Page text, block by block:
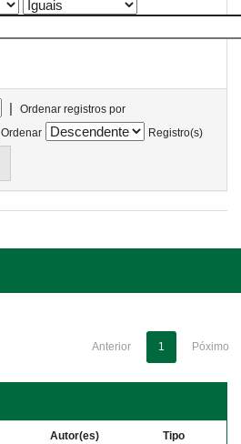
|
Ordenar registros por
Ordenar
Registro(s)
Anterior 1 Póximo
Autor(es) Tipo